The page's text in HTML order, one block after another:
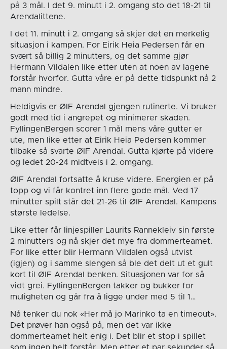
på 3 mål. I det 9. minutt i 2. omgang sto det 18-21 til
Arendalittene.
I det 11. minutt i 2. omgang så skjer det en merkelig
situasjon i kampen. For Eirik Heia Pedersen får en
svært så billig 2 minutters, og det samme gjør
Hermann Vildalen like etter uten at noen av lagene
forstår hvorfor. Gutta våre er på dette tidspunkt nå 2
mann mindre.
Heldigvis er ØIF Arendal gjengen rutinerte. Vi bruker
godt med tid i angrepet og minimerer skaden.
FyllingenBergen scorer 1 mål mens våre gutter er
ute, men like etter at Eirik Heia Pedersen kommer
tilbake så svarte ØIF Arendal. Gutta kjørte på videre
og ledet 20-24 midtveis i 2. omgang.
ØIF Arendal fortsatte å kruse videre. Energien er på
topp og vi får kontret inn flere gode mål. Ved 17
minutter spilt står det 21-26 til ØIF Arendal. Kampens
største ledelse.
Like etter får linjespiller Laurits Rannekleiv sin første
2 minutters og nå skjer det mye fra dommerteamet.
For like etter blir Hermann Vildalen også utvist
(igjen) og i samme slengen så ble det delt ut et gult
kort til ØIF Arendal benken. Situasjonen var for så
vidt grei. FyllingenBergen takker og bukker for
muligheten og går fra å ligge under med 5 til 1…
Nå tenker du nok «Her må jo Marinko ta en timeout».
Det prøver han også på, men det var ikke
dommerteamet helt enig i. Det blir et stop i spillet